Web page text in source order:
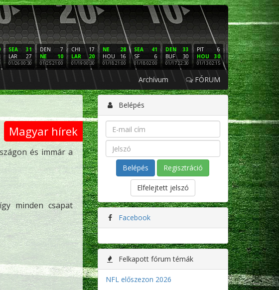
31
SEA
27
LAR
01/26 00:30
7
DEN
10
NE
01/25 21:00
17
CHI
20
LAR
01/19 00:30
28
NE
16
HOU
01/18 21:00
41
SEA
6
SF
01/18 02:00
33
DEN
30
BUF
01/17 22:30
6
PIT
30
HOU
01/13 02:15
16
NE
3
LAC
01/12 02:00
PHI
SF
01/11
Archívum FÓRUM
Magyar hírek
és immár a
minden csapat
Belépés
Regisztráció
Elfelejtett jelszó
Facebook
Felkapott fórum témák
NFL előszezon 2026